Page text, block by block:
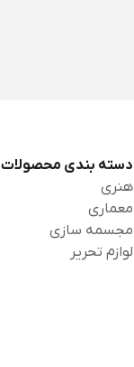
دسته بندی محصولات
هنری
معماری
مجسمه سازی
لوازم تحریر